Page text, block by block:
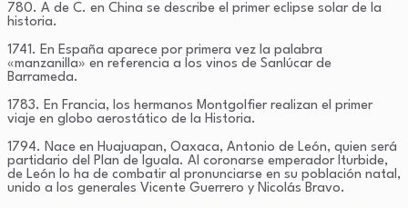
780. A de C. en China se describe el primer eclipse solar de la
historia.
1741. En España aparece por primera vez la palabra
«manzanilla» en referencia a los vinos de Sanlúcar de
Barrameda.
1783. En Francia, los hermanos Montgolfier realizan el primer
viaje en globo aerostático de la Historia.
1794. Nace en Huajuapan, Oaxaca, Antonio de León, quien será
partidario del Plan de Iguala. Al coronarse emperador Iturbide,
de León lo ha de combatir al pronunciarse en su población natal,
unido a los generales Vicente Guerrero y Nicolás Bravo.